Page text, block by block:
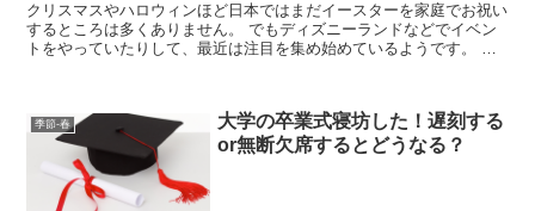
クリスマスやハロウィンほど日本ではまだイースターを家庭でお祝い
するところは多くありません。 でもディズニーランドなどでイベン
トをやっていたりして、最近は注目を集め始めているようです。 本
季節-春
大学の卒業式寝坊した！遅刻する
or無断欠席するとどうなる？